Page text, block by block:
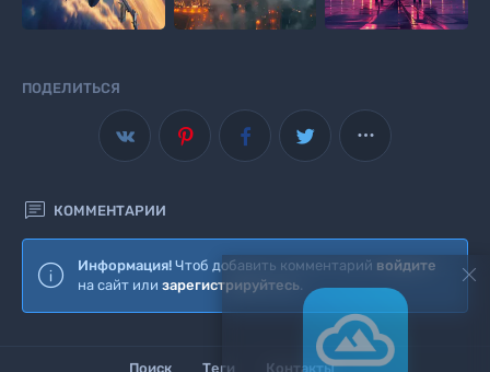
ПОДЕЛИТЬСЯ

 КОММЕНТАРИИ
Информация! Чтоб добавить комментарий войдите
на сайт или зарегистрируйтесь.
Поиск Теги Контакты
Wallscloud
Наше приложение для Android